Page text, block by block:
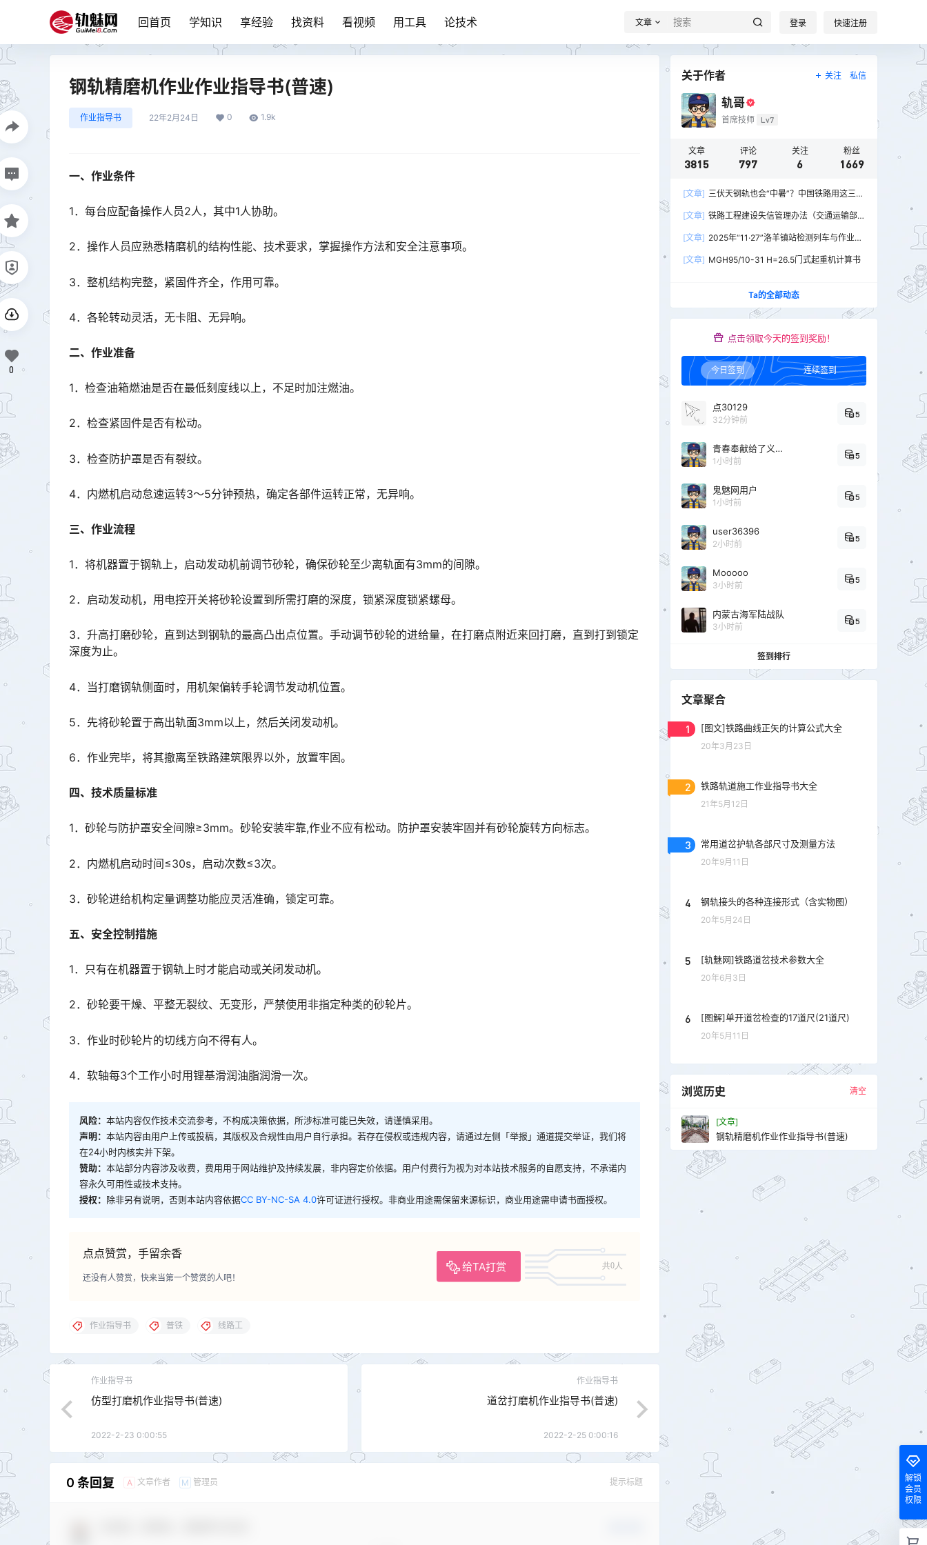
回首页 学知识 享经验 找资料 看视频 用工具 论技术 文章 登录 快速注册
钢轨精磨机作业作业指导书(普速)
作业指导书 22年2月24日 0 1.9k
一、作业条件
1．每台应配备操作人员2人，其中1人协助。
2．操作人员应熟悉精磨机的结构性能、技术要求，掌握操作方法和安全注意事项。
3．整机结构完整，紧固件齐全，作用可靠。
4．各轮转动灵活，无卡阻、无异响。
二、作业准备
1．检查油箱燃油是否在最低刻度线以上，不足时加注燃油。
2．检查紧固件是否有松动。
3．检查防护罩是否有裂纹。
4．内燃机启动怠速运转3～5分钟预热，确定各部件运转正常，无异响。
三、作业流程
1．将机器置于钢轨上，启动发动机前调节砂轮，确保砂轮至少离轨面有3mm的间隙。
2．启动发动机，用电控开关将砂轮设置到所需打磨的深度，锁紧深度锁紧螺母。
3．升高打磨砂轮，直到达到钢轨的最高凸出点位置。手动调节砂轮的进给量，在打磨点附近来回打磨，直到打到锁定
深度为止。
4．当打磨钢轨侧面时，用机架偏转手轮调节发动机位置。
5．先将砂轮置于高出轨面3mm以上，然后关闭发动机。
6．作业完毕，将其撤离至铁路建筑限界以外，放置牢固。
四、技术质量标准
1．砂轮与防护罩安全间隙≥3mm。砂轮安装牢靠,作业不应有松动。防护罩安装牢固并有砂轮旋转方向标志。
2．内燃机启动时间≤30s，启动次数≤3次。
3．砂轮进给机构定量调整功能应灵活准确，锁定可靠。
五、安全控制措施
1．只有在机器置于钢轨上时才能启动或关闭发动机。
2．砂轮要干燥、平整无裂纹、无变形，严禁使用非指定种类的砂轮片。
3．作业时砂轮片的切线方向不得有人。
4．软轴每3个工作小时用锂基滑润油脂润滑一次。
风险： 本站内容仅作技术交流参考，不构成决策依据，所涉标准可能已失效，请谨慎采用。
声明： 本站内容由用户上传或投稿，其版权及合规性由用户自行承担。若存在侵权或违规内容，请通过左侧「举报」通道提交举证，我们将
在24小时内核实并下架。
赞助： 本站部分内容涉及收费，费用用于网站维护及持续发展，非内容定价依据。用户付费行为视为对本站技术服务的自愿支持，不承诺内
容永久可用性或技术支持。
授权： 除非另有说明，否则本站内容依据CC BY-NC-SA 4.0许可证进行授权。非商业用途需保留来源标识，商业用途需申请书面授权。
点点赞赏，手留余香
给TA打赏 共0人
还没有人赞赏，快来当第一个赞赏的人吧！
0
作业指导书 普铁 线路工
作业指导书
仿型打磨机作业指导书(普速)
2022-2-23 0:00:55
作业指导书
道岔打磨机作业指导书(普速)
2022-2-25 0:00:16
0 条回复 A 文章作者 M 管理员 提示标题
关于作者 关注 私信
轨哥
首席技师 Lv7
文章
3815
评论
797
关注
6
粉丝
1669
[文章] 三伏天钢轨也会“中暑”？中国铁路用这三招
[文章] 铁路工程建设失信管理办法（交通运输部
[文章] 2025年“11·27”洛羊镇站检测列车与作业人
[文章] MGH95/10-31 H=26.5门式起重机计算书
Ta的全部动态
点击领取今天的签到奖励！
今日签到 连续签到
点30129
32分钟前
5
青春奉献给了义务教育
1小时前
5
鬼魅网用户
1小时前
5
user36396
2小时前
5
Mooooo
3小时前
5
内蒙古海军陆战队
3小时前
5
签到排行
文章聚合
1 [图文]铁路曲线正矢的计算公式大全
20年3月23日
2 铁路轨道施工作业指导书大全
21年5月12日
3 常用道岔护轨各部尺寸及测量方法
20年9月11日
4 钢轨接头的各种连接形式（含实物图）
20年5月24日
5 [轨魅网]铁路道岔技术参数大全
20年6月3日
6 [图解]单开道岔检查的17道尺(21道尺)
20年5月11日
浏览历史 清空
[文章]
钢轨精磨机作业作业指导书(普速)
解锁
会员
权限